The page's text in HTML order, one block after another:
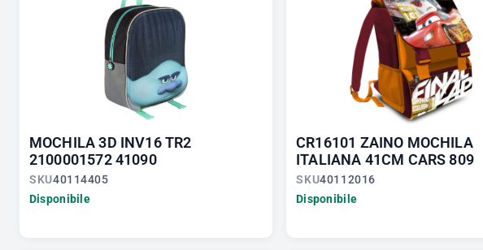
MOCHILA 3D INV16 TR2
2100001572 41090
SKU40114405
Disponibile
CR16101 ZAINO MOCHILA
ITALIANA 41CM CARS 809
SKU40112016
Disponibile